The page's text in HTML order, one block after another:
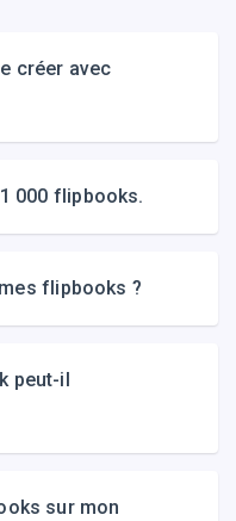
créer avec
000 flipbooks.
flipbooks ?
peut-il
sur mon